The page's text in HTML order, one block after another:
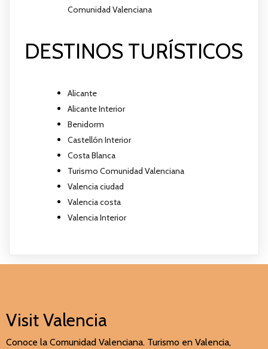
Comunidad Valenciana
DESTINOS TURÍSTICOS
Alicante
Alicante Interior
Benidorm
Castellón Interior
Costa Blanca
Turismo Comunidad Valenciana
Valencia ciudad
Valencia costa
Valencia Interior
Visit Valencia
Conoce la Comunidad Valenciana. Turismo en Valencia,